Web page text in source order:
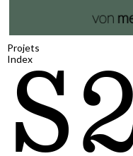
Projets
Index